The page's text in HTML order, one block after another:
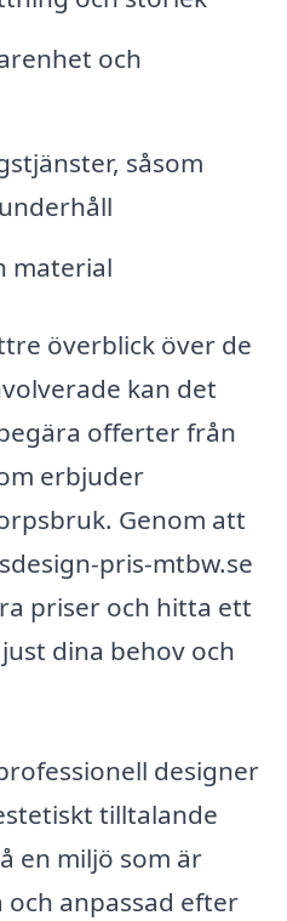
och
såsom
material
överblick över de
kan det
offerter från
erbjuder
Genom att
pris-mtbw.se
priser och hitta ett
dina behov och
designer
tilltalande
en miljö som är
anpassad efter